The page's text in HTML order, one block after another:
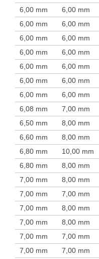
6,00 mm
6,00 mm
6,00 mm
6,00 mm
6,00 mm
6,00 mm
6,00 mm
6,00 mm
6,00 mm
6,00 mm
6,00 mm
6,00 mm
6,00 mm
6,00 mm
6,08 mm
7,00 mm
6,50 mm
8,00 mm
6,60 mm
8,00 mm
6,80 mm
10,00 mm
6,80 mm
8,00 mm
7,00 mm
8,00 mm
7,00 mm
7,00 mm
7,00 mm
8,00 mm
7,00 mm
8,00 mm
7,00 mm
7,00 mm
7,00 mm
7,00 mm